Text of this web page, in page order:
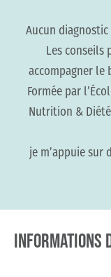
Aucun
Les conseils
accompagner le
Formée par
Nutrition &
je m’appuie sur
INFORMATIONS